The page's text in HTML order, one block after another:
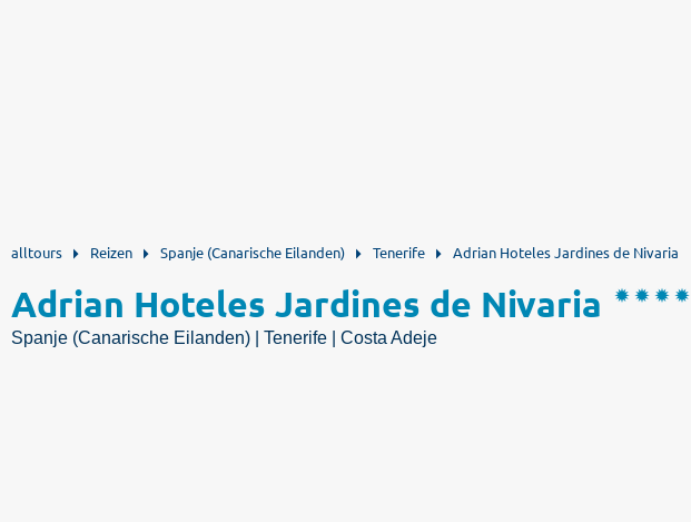
alltours Reizen Spanje (Canarische Eilanden) Tenerife Adrian Hoteles Jardines de Nivaria
Adrian Hoteles Jardines de Nivaria
Spanje (Canarische Eilanden) | Tenerife | Costa Adeje